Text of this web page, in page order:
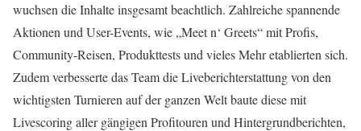
wuchsen die Inhalte insgesamt beachtlich. Zahlreiche spannende
Aktionen und User-Events, wie „Meet n‘ Greets“ mit Profis,
Community-Reisen, Produkttests und vieles Mehr etablierten sich.
Zudem verbesserte das Team die Liveberichterstattung von den
wichtigsten Turnieren auf der ganzen Welt baute diese mit
Livescoring aller gängigen Profitouren und Hintergrundberichten,